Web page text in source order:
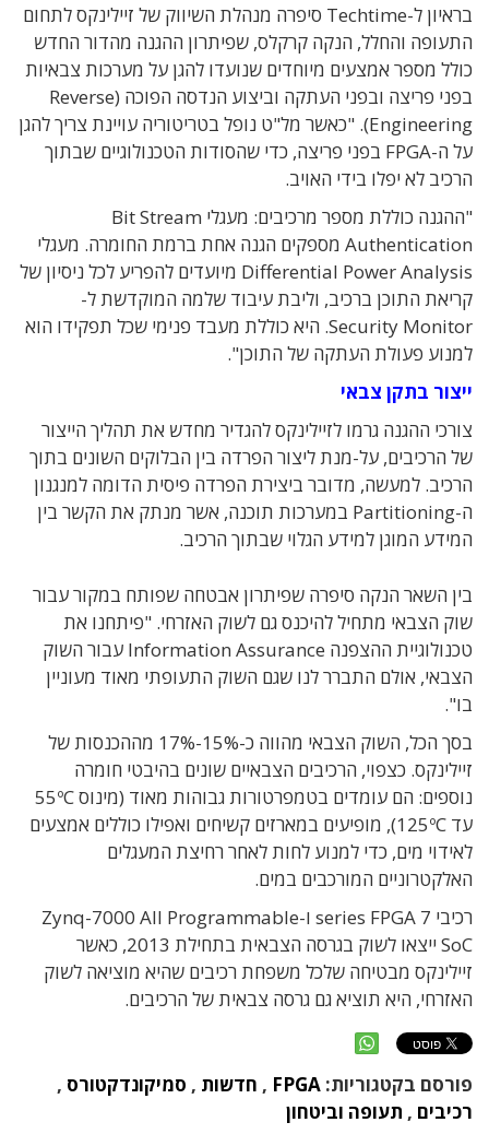
בראיון ל-Techtime סיפרה מנהלת השיווק של זיילינקס לתחום
התעופה והחלל, הנקה קרקלס, שפיתרון ההגנה מהדור החדש
כולל מספר אמצעים מיוחדים שנועדו להגן על מערכות צבאיות
בפני פריצה ובפני העתקה וביצוע הנדסה הפוכה (Reverse
Engineering). "כאשר מל"ט נופל בטריטוריה עויינת צריך להגן
על ה-FPGA בפני פריצה, כדי שהסודות הטכנולוגיים שבתוך
הרכיב לא יפלו בידי האויב.
"ההגנה כוללת מספר מרכיבים: מעגלי Bit Stream
Authentication מספקים הגנה אחת ברמת החומרה. מעגלי
Differential Power Analysis מיועדים להפריע לכל ניסיון של
קריאת התוכן ברכיב, וליבת עיבוד שלמה המוקדשת ל-
Security Monitor. היא כוללת מעבד פנימי שכל תפקידו הוא
למנוע פעולת העתקה של התוכן".
ייצור בתקן צבאי
צורכי ההגנה גרמו לזיילינקס להגדיר מחדש את תהליך הייצור
של הרכיבים, על-מנת ליצור הפרדה בין הבלוקים השונים בתוך
הרכיב. למעשה, מדובר ביצירת הפרדה פיסית הדומה למנגנון
ה-Partitioning במערכות תוכנה, אשר מנתק את הקשר בין
המידע המוגן למידע הגלוי שבתוך הרכיב.
בין השאר הנקה סיפרה שפיתרון אבטחה שפותח במקור עבור
שוק הצבאי מתחיל להיכנס גם לשוק האזרחי. "פיתחנו את
טכנולוגיית ההצפנה Information Assurance עבור השוק
הצבאי, אולם התברר לנו שגם השוק התעופתי מאוד מעוניין
בו".
בסך הכל, השוק הצבאי מהווה כ-15%-17% מההכנסות של
זיילינקס. כצפוי, הרכיבים הצבאיים שונים בהיבטי חומרה
עד 125ºC), מופיעים במארזים קשיחים ואפילו כוללים אמצעים
לאידוי מים, כדי למנוע לחות לאחר רחיצת המעגלים
האלקטרוניים המורכבים במים.
רכיבי 7 series FPGA ו-Zynq-7000 All Programmable
SoC ייצאו לשוק בגרסה הצבאית בתחילת 2013, כאשר
זיילינקס מבטיחה שלכל משפחת רכיבים שהיא מוציאה לשוק
האזרחי, היא תוציא גם גרסה צבאית של הרכיבים.
פורסם בקטגוריות: FPGA
, חדשות , סמיקונדקטורס ,
רכיבים , תעופה וביטחון